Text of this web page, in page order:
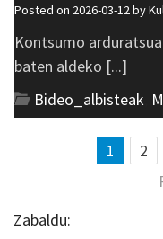
Posted on 2026-03-12 by
Kontsumo
baten aldeko [...]
Bideo_albisteak
1 2
Zabaldu: